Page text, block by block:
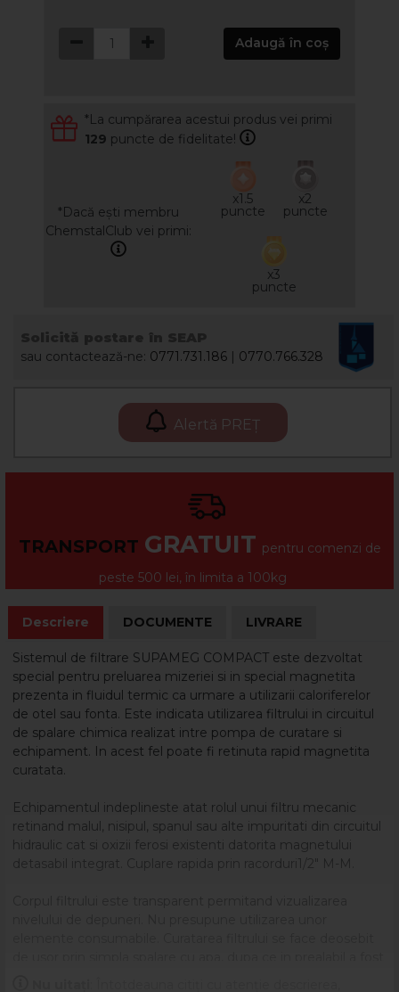
Adaugă în coș
*La cumpărarea acestui produs vei primi
129 puncte de fidelitate!
*Dacă ești membru
ChemstalClub vei primi:
x1.5
puncte
x2
puncte
x3
puncte
sau contactează-ne: 0771.731.186 | 0770.766.328
Alertă PREȚ
TRANSPORT GRATUIT pentru comenzi de
peste 500 lei, în limita a 100kg
Descriere DOCUMENTE LIVRARE
Sistemul de filtrare SUPAMEG COMPACT este dezvoltat
special pentru preluarea mizeriei si in special magnetita
prezenta in fluidul termic ca urmare a utilizarii caloriferelor
de otel sau fonta. Este indicata utilizarea filtrului in circuitul
de spalare chimica realizat intre pompa de curatare si
echipament. In acest fel poate fi retinuta rapid magnetita
curatata.
Echipamentul indeplineste atat rolul unui filtru mecanic
retinand malul, nisipul, spanul sau alte impuritati din circuitul
hidraulic cat si oxizii ferosi existenti datorita magnetului
detasabil integrat. Cuplare rapida prin racorduri1/2" M-M.